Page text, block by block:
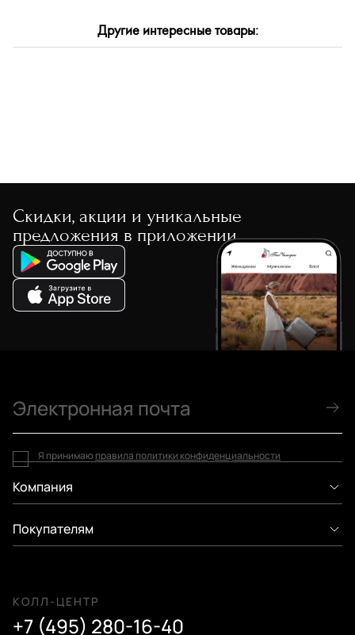
Другие интересные товары:
Скидки, акции и уникальные
предложения в приложении
Компания
Покупателям
КОЛЛ-ЦЕНТР
+7 (495) 280-16-40
Я принимаю правила политики конфиденциальности